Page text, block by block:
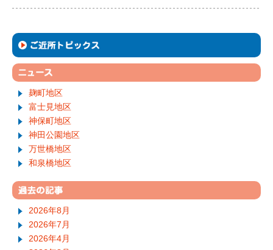
麹町地区
富士見地区
神保町地区
神田公園地区
万世橋地区
和泉橋地区
2026年8月
2026年7月
2026年4月